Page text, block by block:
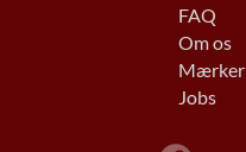
FAQ
Om os
Mærker
Jobs